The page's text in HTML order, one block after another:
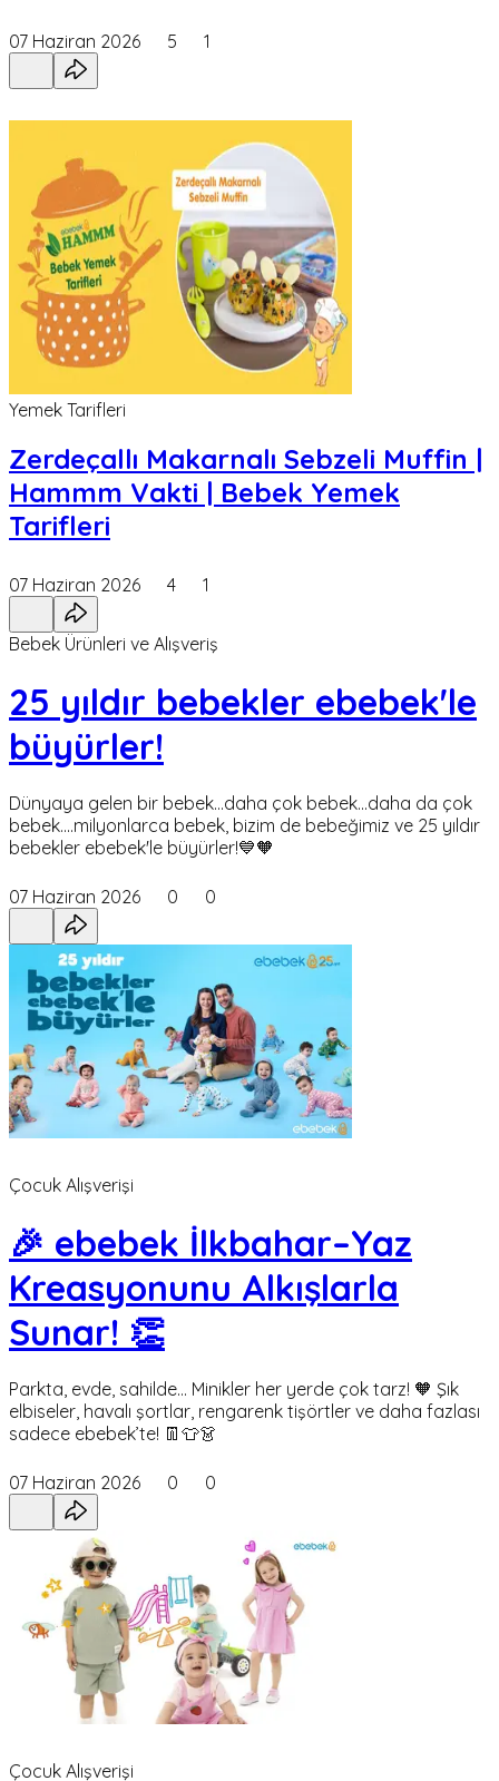
07 Haziran 2026 5 1
Yemek Tarifleri
Zerdeçallı Makarnalı Sebzeli Muffin |
Hammm Vakti | Bebek Yemek
Tarifleri
07 Haziran 2026 4 1
Bebek Ürünleri ve Alışveriş
25 yıldır bebekler ebebek'le
büyürler!
Dünyaya gelen bir bebek...daha çok bebek...daha da çok
bebek....milyonlarca bebek, bizim de bebeğimiz ve 25 yıldır
bebekler ebebek'le büyürler!💙🧡
07 Haziran 2026 0 0
Çocuk Alışverişi
🎉 ebebek İlkbahar–Yaz
Kreasyonunu Alkışlarla
Sunar! 👏
Parkta, evde, sahilde… Minikler her yerde çok tarz! 🧡 Şık
elbiseler, havalı şortlar, rengarenk tişörtler ve daha fazlası
sadece ebebek’te! 👖👕👗
07 Haziran 2026 0 0
Çocuk Alışverişi